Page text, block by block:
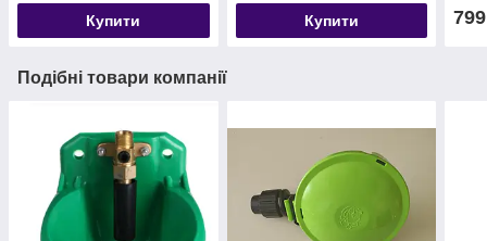
Купити Купити 799
Подібні товари компанії